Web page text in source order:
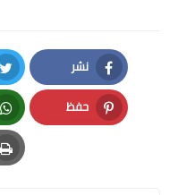
نشر
Facebook
حفظ
Pinterest